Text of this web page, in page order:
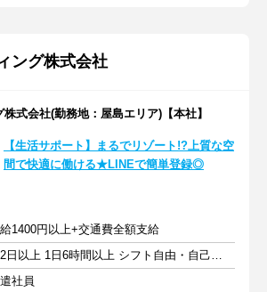
ング株式会社
式会社(勤務地：屋島エリア)【本社】
【生活サポート】まるでリゾート!?上質な空
間で快適に働ける★LINEで簡単登録◎
1400円以上+交通費全額支給
週2日以上 1日6時間以上 シフト自由・自己申告
社員